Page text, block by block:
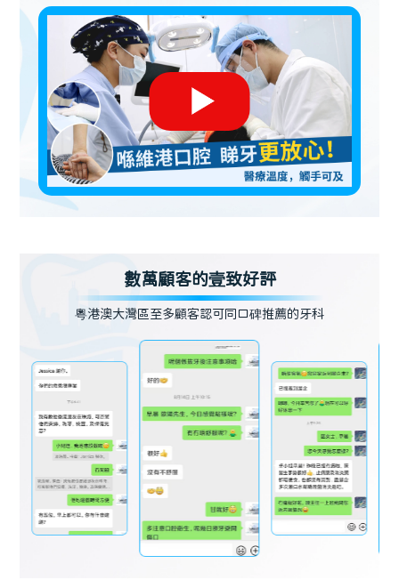
數萬顧客的壹致好評
粵港澳大灣區至多顧客認可同口碑推薦的牙科